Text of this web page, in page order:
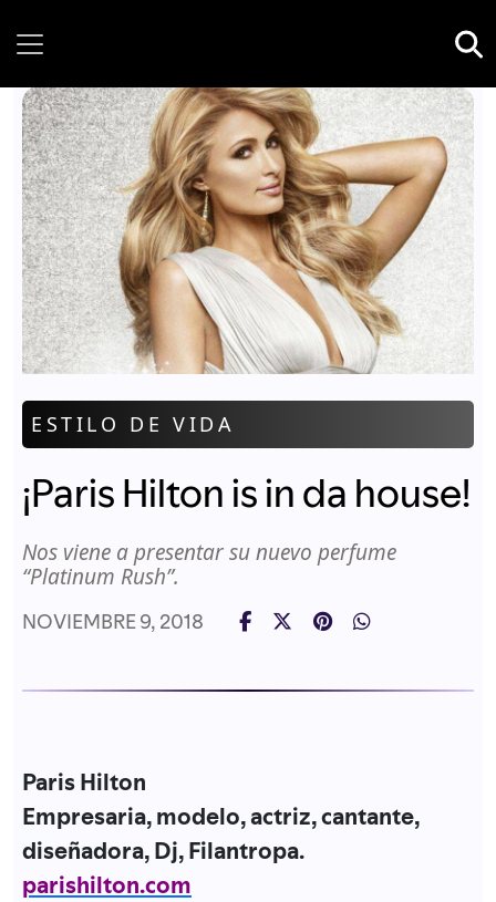
ESTILO DE VIDA
¡Paris Hilton is in da house!
Nos viene a presentar su nuevo perfume
“Platinum Rush”.
NOVIEMBRE 9, 2018
Paris Hilton
Empresaria, modelo, actriz, cantante,
diseñadora, Dj, Filantropa.
parishilton.com